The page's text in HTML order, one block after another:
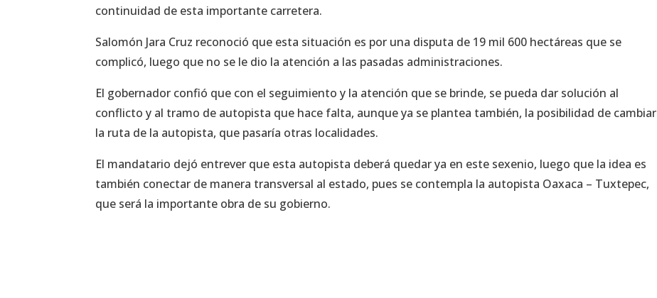
continuidad de esta importante carretera.
Salomón Jara Cruz reconoció que esta situación es por una disputa de 19 mil 600 hectáreas que se
complicó, luego que no se le dio la atención a las pasadas administraciones.
El gobernador confió que con el seguimiento y la atención que se brinde, se pueda dar solución al
conflicto y al tramo de autopista que hace falta, aunque ya se plantea también, la posibilidad de cambiar
la ruta de la autopista, que pasaría otras localidades.
El mandatario dejó entrever que esta autopista deberá quedar ya en este sexenio, luego que la idea es
también conectar de manera transversal al estado, pues se contempla la autopista Oaxaca – Tuxtepec,
que será la importante obra de su gobierno.